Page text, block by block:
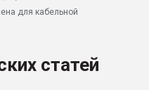
28.07.2026
для кабельной
статей